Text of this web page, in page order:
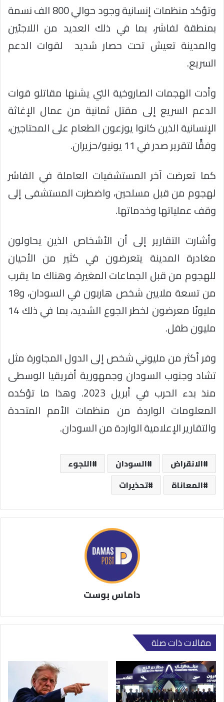
وتؤكد منظمات إنسانية وجود حوالي 800 الف نسمة
بمنطقة لفاشر، بما في ذلك العديد من اللاجئين
والمدينة تعيش تحت حصار شديد لقوات الدعم
السريع.
وأدت الهجمات الصاروخية التي يشنها مقاتلو قوات
الدعم السريع إلى مقتل ثمانية من عمال الإغاثة
الإنسانية الذين كانوا يوزعون الطعام على المحتاجين،
وفقًًا لتقرير صدر في 11 يونيو/حزيران.
كما تعرضت آخر المستشفيات العاملة في الفاشر
لهجوم من قبل مسلحين، واضطرت المستشفى إلى
وقف عملياتها وخدماتها.
وأشارت التقارير إلى أن الأشخاص الذين يحاولون
مغادرة المدينة يتعرضون في كثير من الأحيان
للهجوم من قبل الجماعات المغيرة، وهناك ما يقرب
من تسعة ملايين شخص هاربون في السودان، و18
مليونًا معرضون لخطر الجوع الشديد، بما في ذلك 14
مليون طفل.
وفر أكثر من مليوني شخص إلى الدول المجاورة مثل
تشاد وجنوب السودان وجمهورية أفريقيا الوسطى
منذ بدء الحرب في أبريل 2023. وهذا ما تؤكده
المعلومات الواردة من منظمات الأمم المتحدة
والتقارير الإعلامية الواردة من السودان.
الانقراض السودان
اللجوء
المعاناة
تحذيرات
داماس بوست
مقالات ذات صلة